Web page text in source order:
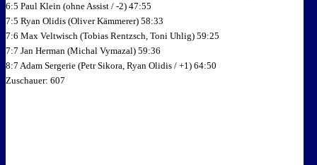
6:5 Paul Klein (ohne Assist / -2) 47:55
7:5 Ryan Olidis (Oliver Kämmerer) 58:33
7:6 Max Veltwisch (Tobias Rentzsch, Toni Uhlig) 59:25
7:7 Jan Herman (Michal Vymazal) 59:36
8:7 Adam Sergerie (Petr Sikora, Ryan Olidis / +1) 64:50
Zuschauer: 607